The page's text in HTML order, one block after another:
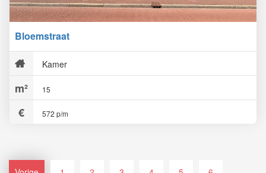
Bloemstraat
Kamer
15
572 p/m